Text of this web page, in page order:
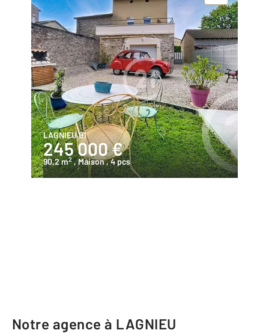
LAGNIEU 01
245 000 €
90,2 m2 , Maison, 4 pcs
Notre agence à LAGNIEU